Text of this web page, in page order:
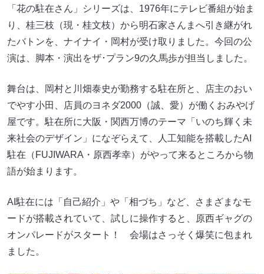
「花の駐在さん」シリーズは、1976年にテレビ番組が始ま
り、桂三枝（現・桂文枝）から明石家さんまへ引き継がれ
たバトンを、ナイナイ・岡村が受け取りました。今回の公
演は、脚本・演出をザ･プラン9の久馬歩が担当しました。
舞台は、岡村と川畑泰史が勤務する駐在所と、店主のおい
でやす小田、店員のヨネダ2000（誠、愛）が働くおみやげ
屋です。駐在所に大阪・関西万博のテーマ「いのち輝く未
来社会のデザイン」になぞらえて、人工知能を搭載したAI
駐在（FUJIWARA・原西孝幸）がやって来るところから物
語が始まります。
AI駐在には「自己紹介」や「相づち」など、さまざまなモ
ードが搭載されていて、試しに操作すると、原西ギャグの
オンパレードがスタート！ 会場はさっそく爆笑に包まれ
ました。